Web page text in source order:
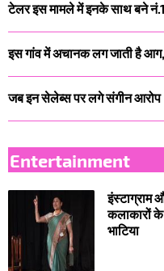
टेलर इस मामले में इनके साथ बने
इस गांव में अचानक लग जाती है
जब इन सेलेब्स पर लगे संगीन आरोप
Entertainment
इंस्टाग्राम
कलाकारों के
भाटिया